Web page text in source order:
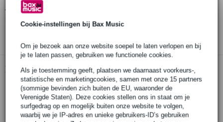
Cookie-instellingen bij Bax Music
Om je bezoek aan onze website soepel te laten verlopen en bij
je te laten passen, gebruiken we functionele cookies.
Als je toestemming geeft, plaatsen we daarnaast voorkeurs-,
statistische en marketingcookies, samen met onze 15 partners
(sommige bevinden zich buiten de EU, waaronder de
Verenigde Staten). Deze cookies stellen ons in staat om je
surfgedrag op en mogelijk buiten onze website te volgen,
waarbij we je IP-adres en unieke gebruikers-ID’s gebruiken
Twijfel je of de
PX-S1000/S3000 138x28x19 cm
Productinformatie
draagtas voor digitale piano
kleur: zwart
handvat